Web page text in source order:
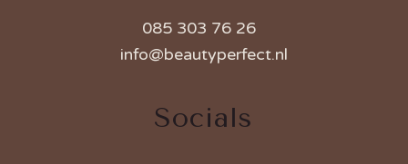
085 303 76 26
info@beautyperfect.nl
Socials